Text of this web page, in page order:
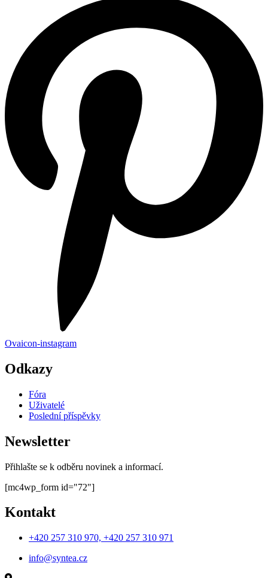
Ovaicon-instagram
Odkazy
Fóra
Uživatelé
Poslední příspěvky
Newsletter
Přihlašte se k odběru novinek a informací.
[mc4wp_form id="72"]
Kontakt
+420 257 310 970, +420 257 310 971
info@syntea.cz